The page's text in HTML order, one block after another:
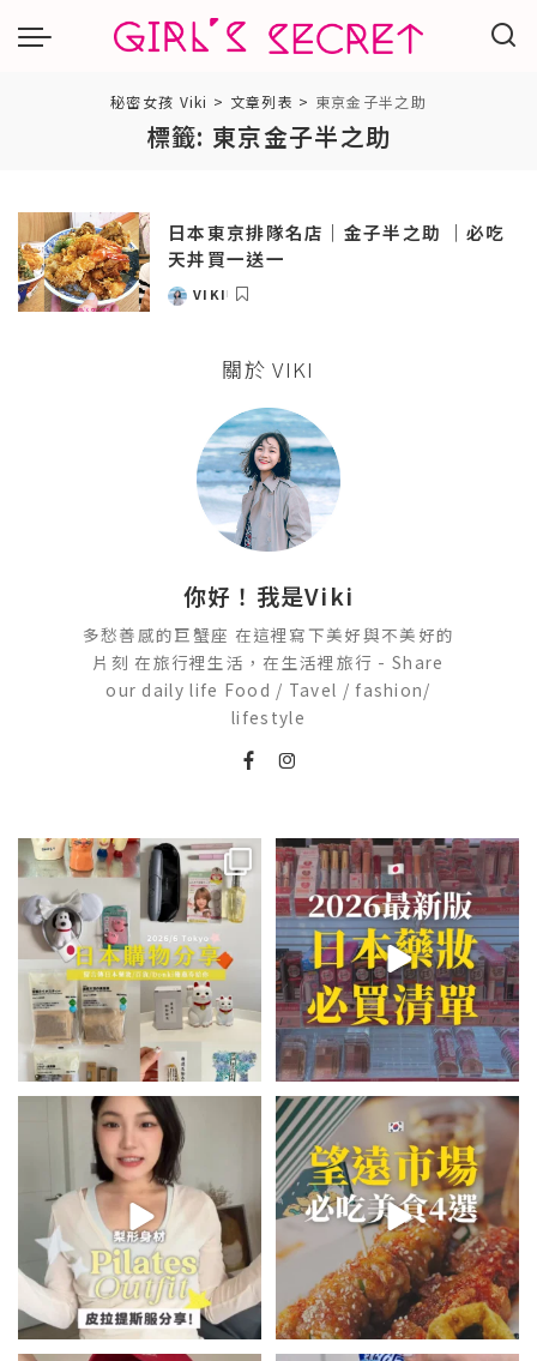
秘密女孩 Viki > 文章列表 > 東京金子半之助
標籤: 東京金子半之助
日本東京排隊名店｜金子半之助 ｜必吃
天丼買一送一
POSTED
VIKI
關於 VIKI
你好！我是Viki
多愁善感的巨蟹座 在這裡寫下美好與不美好的
片刻 在旅行裡生活，在生活裡旅行 - Share
our daily life Food / Tavel / fashion/
lifestyle
💭留言「免費」傳日本藥妝店/百
貨/機場/Donki/折價券給你...
555 52
2026🇯🇵日本藥妝店必買什麼
日本最近紅什麼？...
123 20
💭留言「美背」傳🔗給你！
🏷️#吉推韓國 🇰🇷
...
49 20
\🇰🇷韓國望遠市場4家必吃美食
😋/
💭留言「望遠市場」傳地址給你
350 59